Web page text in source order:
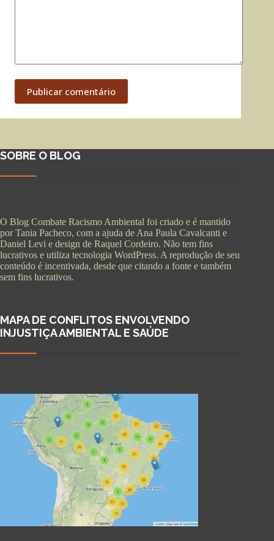
Publicar comentário
SOBRE O BLOG
O Blog Combate Racismo Ambiental foi criado e é mantido
por Tania Pacheco, com a ajuda de Ana Paula Cavalcanti e
Daniel Levi e design de Raquel Cordeiro. Não tem fins
lucrativos e utiliza tecnologia WordPress. A reprodução de seu
conteúdo é incentivada, desde que citando a fonte e também
sem fins lucrativos.
MAPA DE CONFLITOS ENVOLVENDO
INJUSTIÇA AMBIENTAL E SAÚDE